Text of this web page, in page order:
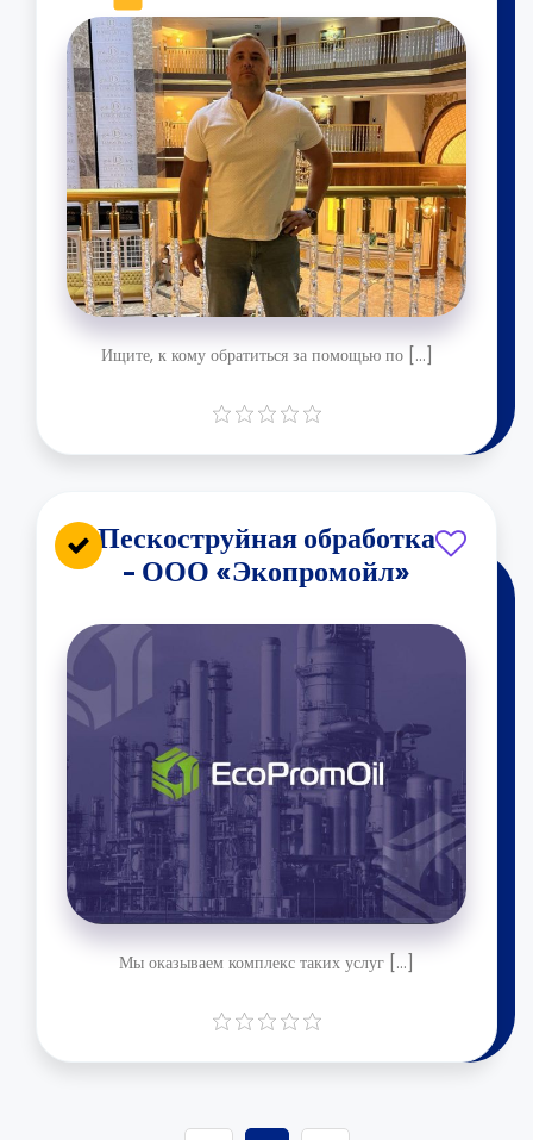
Ищите, к кому обратиться за помощью по [...]
Пескоструйная обработка
- ООО «Экопромойл»
Мы оказываем комплекс таких услуг [...]